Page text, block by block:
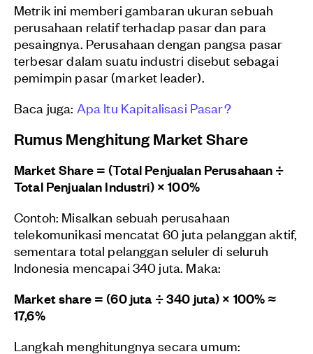
Metrik ini memberi gambaran ukuran sebuah
perusahaan relatif terhadap pasar dan para
pesaingnya. Perusahaan dengan pangsa pasar
terbesar dalam suatu industri disebut sebagai
pemimpin pasar (market leader).
Baca juga: Apa Itu Kapitalisasi Pasar?
Rumus Menghitung Market Share
Market Share = (Total Penjualan Perusahaan ÷
Total Penjualan Industri) × 100%
Contoh: Misalkan sebuah perusahaan
telekomunikasi mencatat 60 juta pelanggan aktif,
sementara total pelanggan seluler di seluruh
Indonesia mencapai 340 juta. Maka:
Market share = (60 juta ÷ 340 juta) × 100% ≈
17,6%
Langkah menghitungnya secara umum: